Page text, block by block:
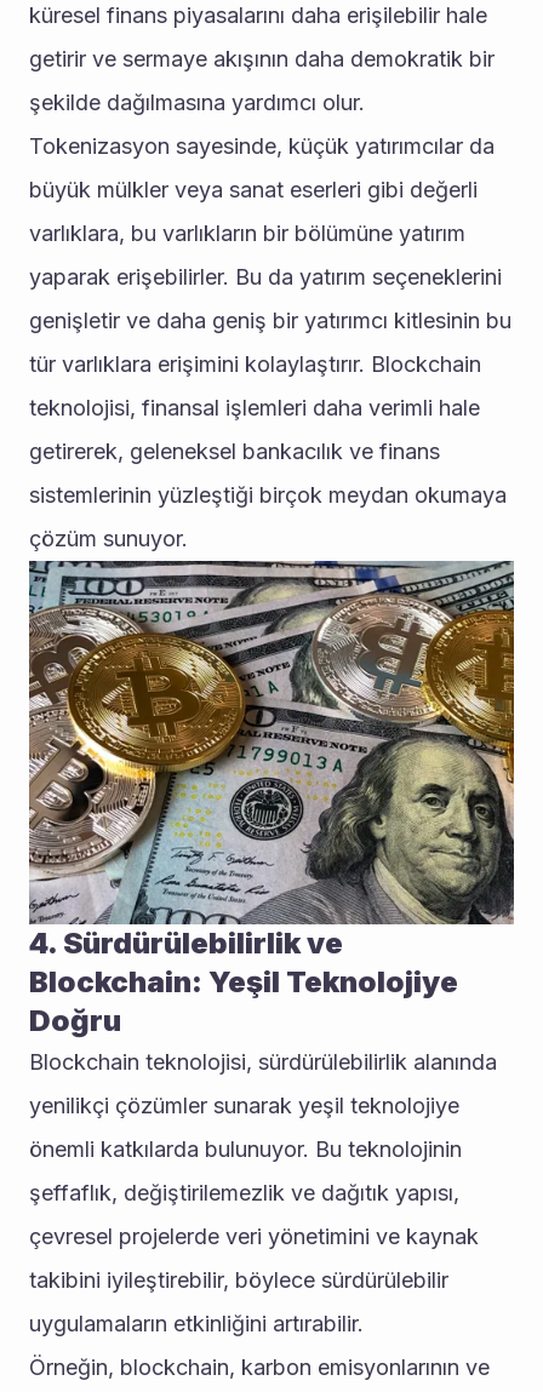
küresel finans piyasalarını daha erişilebilir hale
getirir ve sermaye akışının daha demokratik bir
şekilde dağılmasına yardımcı olur.
Tokenizasyon sayesinde, küçük yatırımcılar da
büyük mülkler veya sanat eserleri gibi değerli
varlıklara, bu varlıkların bir bölümüne yatırım
yaparak erişebilirler. Bu da yatırım seçeneklerini
genişletir ve daha geniş bir yatırımcı kitlesinin bu
tür varlıklara erişimini kolaylaştırır. Blockchain
teknolojisi, finansal işlemleri daha verimli hale
getirerek, geleneksel bankacılık ve finans
sistemlerinin yüzleştiği birçok meydan okumaya
çözüm sunuyor.
4. Sürdürülebilirlik ve
Blockchain: Yeşil Teknolojiye
Doğru
Blockchain teknolojisi, sürdürülebilirlik alanında
yenilikçi çözümler sunarak yeşil teknolojiye
önemli katkılarda bulunuyor. Bu teknolojinin
şeffaflık, değiştirilemezlik ve dağıtık yapısı,
çevresel projelerde veri yönetimini ve kaynak
takibini iyileştirebilir, böylece sürdürülebilir
uygulamaların etkinliğini artırabilir.
Örneğin, blockchain, karbon emisyonlarının ve